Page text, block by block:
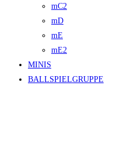
mC2
mD
mE
mE2
MINIS
BALLSPIELGRUPPE